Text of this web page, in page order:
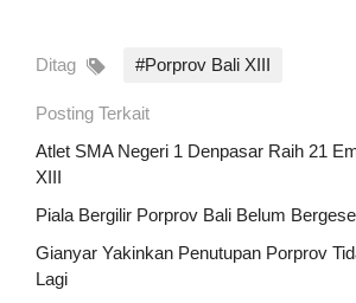
Ditag #Porprov Bali XIII
Posting Terkait
Atlet SMA Negeri 1 Denpasar Raih 21
XIII
Piala Bergilir Porprov Bali Belum
Gianyar Yakinkan Penutupan Porprov
Lagi